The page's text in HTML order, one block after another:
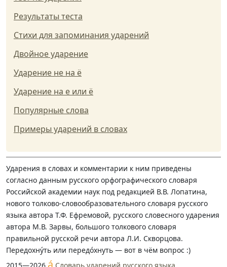
Результаты теста
Стихи для запоминания ударений
Двойное ударение
Ударение не на ё
Ударение на е или ё
Популярные слова
Примеры ударений в словах
Ударения в словах и комментарии к ним приведены
согласно данным русского орфографического словаря
Российской академии наук под редакцией В.В. Лопатина,
нового толково-словообразовательного словаря русского
языка автора Т.Ф. Ефремовой, русского словесного ударения
автора М.В. Зарвы, большого толкового словаря
правильной русской речи автора Л.И. Скворцова.
Передохну́ть или передо́хнуть — вот в чём вопрос :)
á